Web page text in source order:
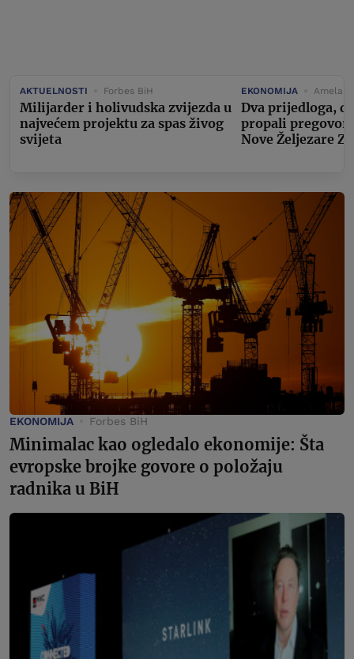
AKTUELNOSTI Forbes BiH
Milijarder i holivudska zvijezda u
najvećem projektu za spas živog
svijeta
EKONOMIJA Amela
Dva prijedloga,
propali pregovori
Nove Željezare
EKONOMIJA Forbes BiH
Minimalac kao ogledalo ekonomije: Šta
evropske brojke govore o položaju
radnika u BiH